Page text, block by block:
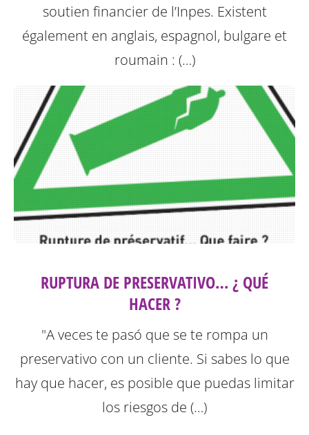
soutien financier de l’Inpes. Existent
également en anglais, espagnol, bulgare et
roumain : (…)
RUPTURA DE PRESERVATIVO… ¿ QUÉ
HACER ?
"A veces te pasó que se te rompa un
preservativo con un cliente. Si sabes lo que
hay que hacer, es posible que puedas limitar
los riesgos de (…)